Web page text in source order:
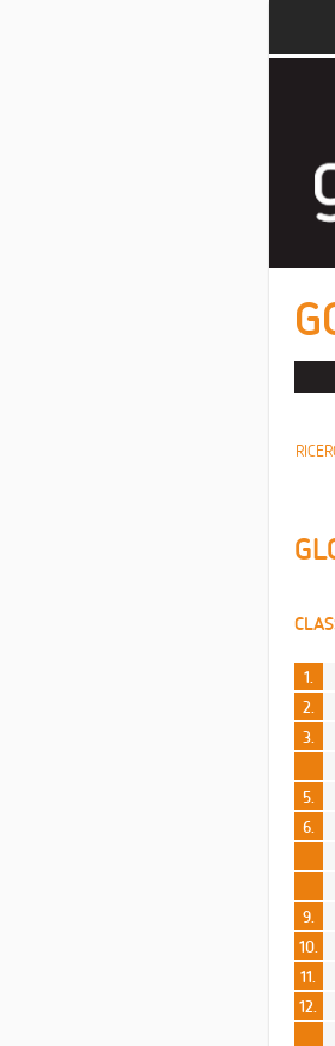
1.
2.
3.
5.
6.
9.
10.
11.
12.